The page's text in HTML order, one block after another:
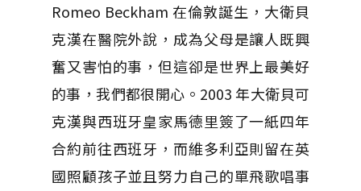
Romeo Beckham 在倫敦誕生，大衛貝
克漢在醫院外說，成為父母是讓人既興
奮又害怕的事，但這卻是世界上最美好
的事，我們都很開心。2003 年大衛貝可
克漢與西班牙皇家馬德里簽了一紙四年
合約前往西班牙，而維多利亞則留在英
國照顧孩子並且努力自己的單飛歌唱事